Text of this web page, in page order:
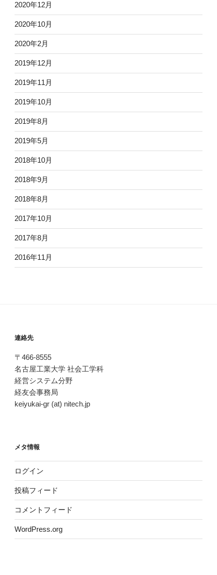
2020年12月
2020年10月
2020年2月
2019年12月
2019年11月
2019年10月
2019年8月
2019年5月
2018年10月
2018年9月
2018年8月
2017年10月
2017年8月
2016年11月
連絡先
〒466-8555
名古屋工業大学 社会工学科
経営システム分野
経友会事務局
keiyukai-gr (at) nitech.jp
メタ情報
ログイン
投稿フィード
コメントフィード
WordPress.org